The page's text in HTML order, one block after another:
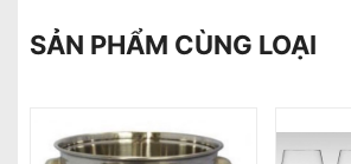
SẢN PHẨM CÙNG LOẠI